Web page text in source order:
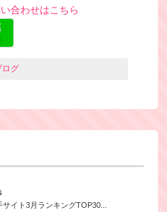
合わせはこちら
ログ
サイト3月ランキングTOP30...